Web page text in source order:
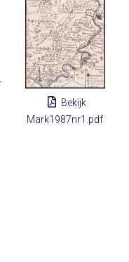
Bekijk
Mark1987nr1.pdf